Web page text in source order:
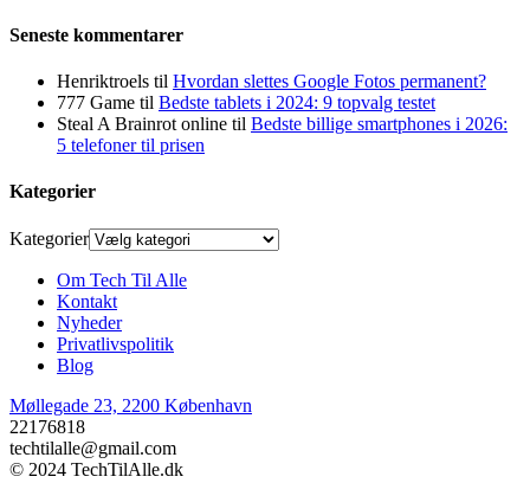
Seneste kommentarer
Henriktroels til Hvordan slettes Google Fotos permanent?
777 Game til Bedste tablets i 2024: 9 topvalg testet
Steal A Brainrot online til Bedste billige smartphones i 2026:
5 telefoner til prisen
Kategorier
Kategorier
Om Tech Til Alle
Kontakt
Nyheder
Privatlivspolitik
Blog
Møllegade 23, 2200 København
22176818
techtilalle@gmail.com
© 2024 TechTilAlle.dk